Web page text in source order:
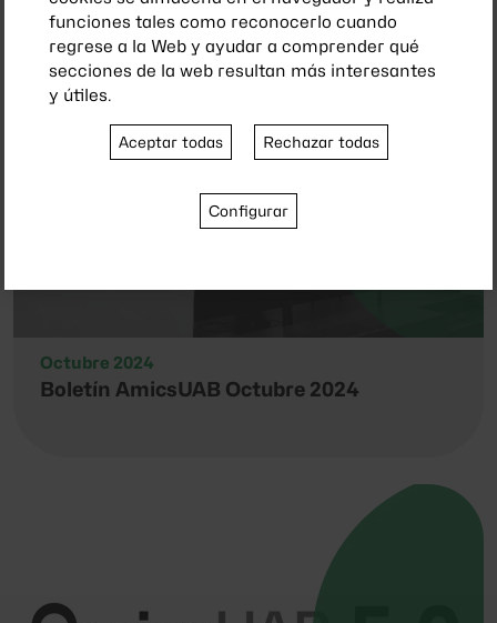
Octubre 2024
Boletín AmicsUAB Octubre 2024
funciones tales como reconocerlo cuando
regrese a la Web y ayudar a comprender qué
secciones de la web resultan más interesantes
y útiles.
Aceptar todas Rechazar todas
Configurar